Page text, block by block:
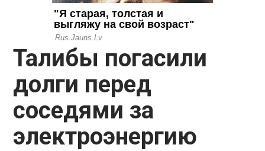
Талибы погасили
долги перед
соседями за
электроэнергию